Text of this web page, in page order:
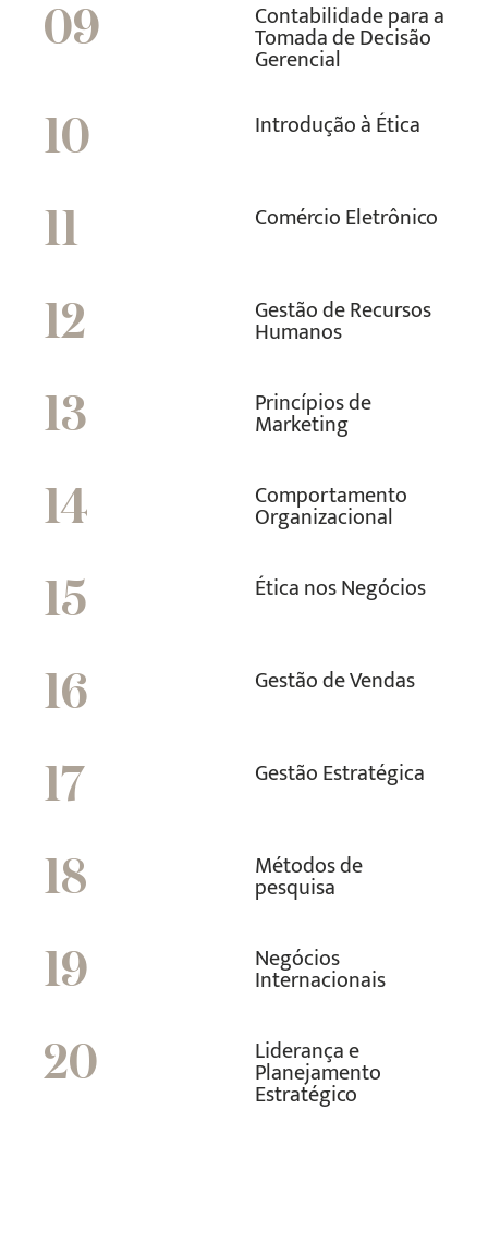
09 Contabilidade para a
Tomada de Decisão
Gerencial
10 Introdução à Ética
11 Comércio Eletrônico
12 Gestão de Recursos
Humanos
13 Princípios de
Marketing
14 Comportamento
Organizacional
15 Ética nos Negócios
16 Gestão de Vendas
17 Gestão Estratégica
18 Métodos de
pesquisa
19 Negócios
Internacionais
20 Liderança e
Planejamento
Estratégico